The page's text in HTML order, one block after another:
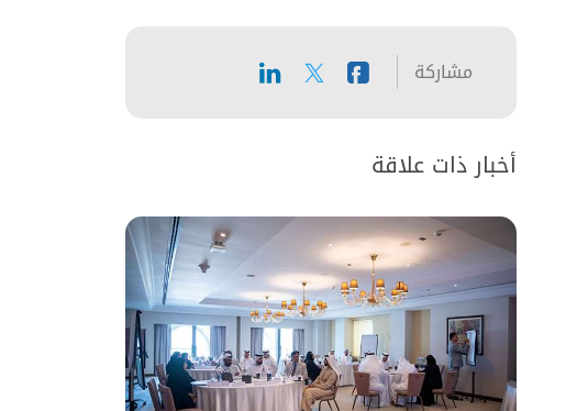
مشاركة
أخبار ذات علاقة